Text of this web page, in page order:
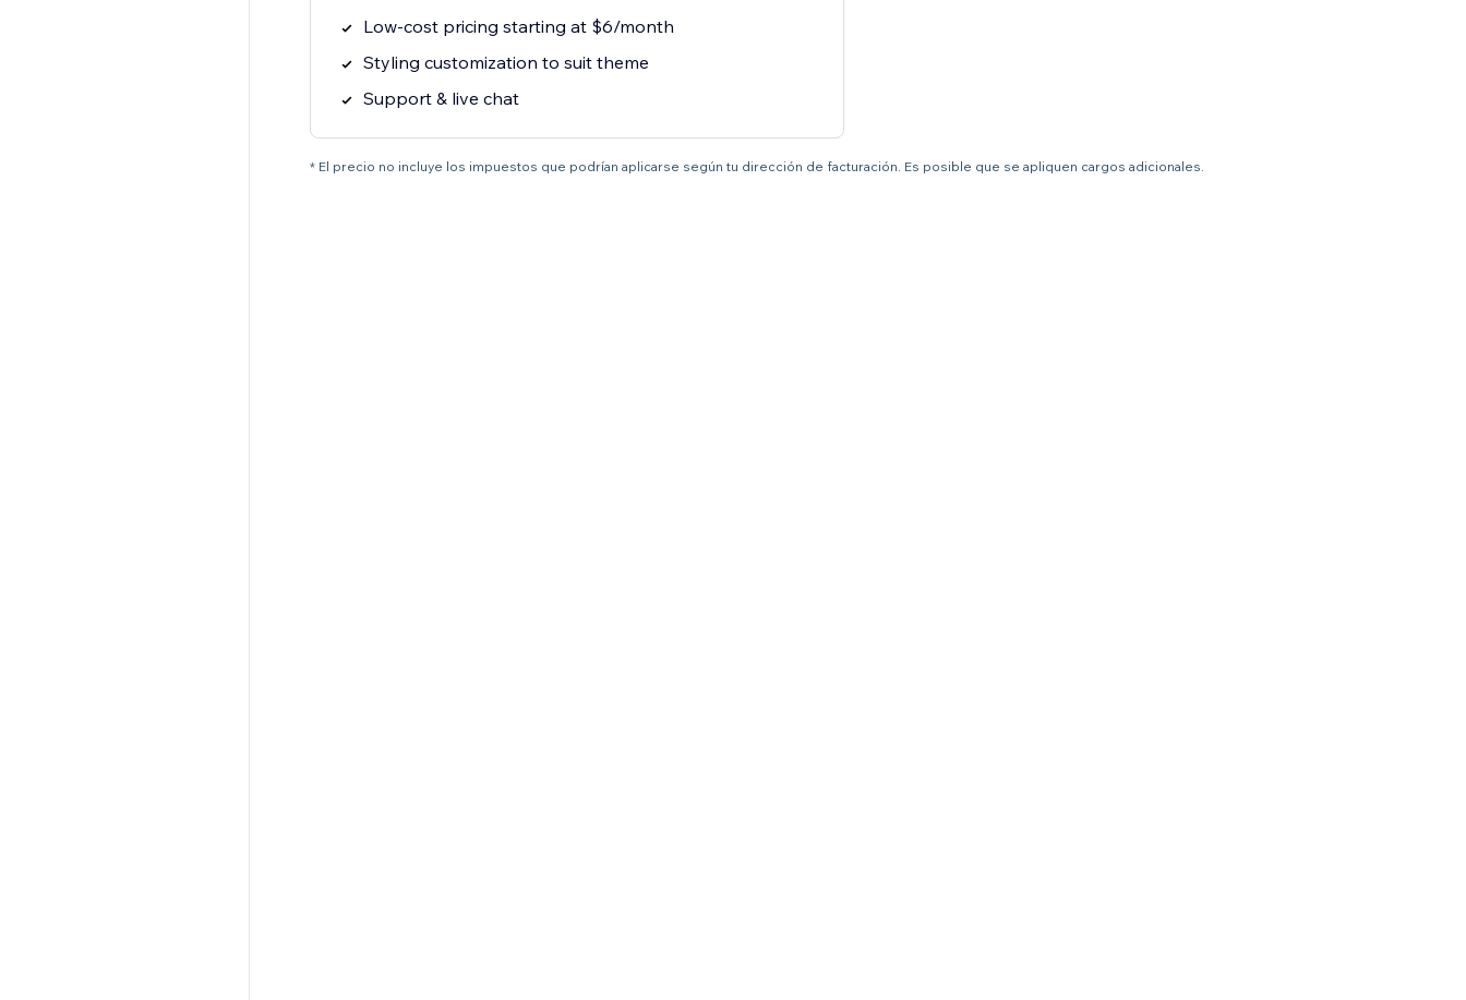
Low-cost pricing starting at $6/month
Styling customization to suit theme
Support & live chat
* El precio no incluye los impuestos que podrían aplicarse según tu dirección de facturación. Es posible que se apliquen cargos adicionales.